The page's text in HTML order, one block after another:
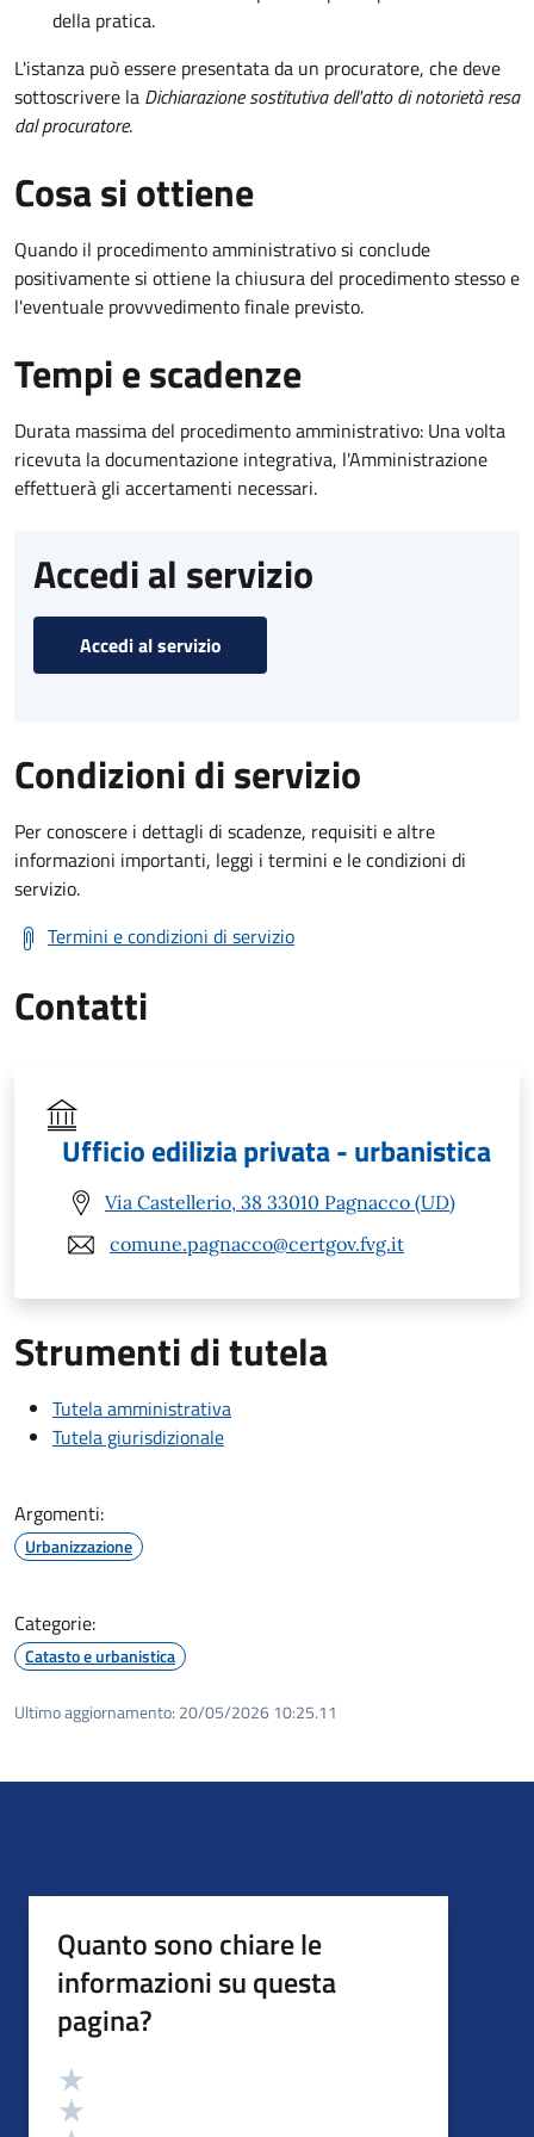
della pratica.
L'istanza può essere presentata da un procuratore, che deve
sottoscrivere la Dichiarazione sostitutiva dell'atto di notorietà resa
dal procuratore.
Cosa si ottiene
Quando il procedimento amministrativo si conclude
positivamente si ottiene la chiusura del procedimento stesso e
l'eventuale provvvedimento finale previsto.
Tempi e scadenze
Durata massima del procedimento amministrativo: Una volta
ricevuta la documentazione integrativa, l'Amministrazione
effettuerà gli accertamenti necessari.
Accedi al servizio
Accedi al servizio
Condizioni di servizio
Per conoscere i dettagli di scadenze, requisiti e altre
informazioni importanti, leggi i termini e le condizioni di
servizio.
Termini e condizioni di servizio
Contatti
Ufficio edilizia privata - urbanistica
Via Castellerio, 38 33010 Pagnacco (UD)
comune.pagnacco@certgov.fvg.it
Strumenti di tutela
Tutela amministrativa
Tutela giurisdizionale
Argomenti:
Urbanizzazione
Categorie:
Catasto e urbanistica
Ultimo aggiornamento: 20/05/2026 10:25.11
Quanto sono chiare le
informazioni su questa
pagina?
Valutazione